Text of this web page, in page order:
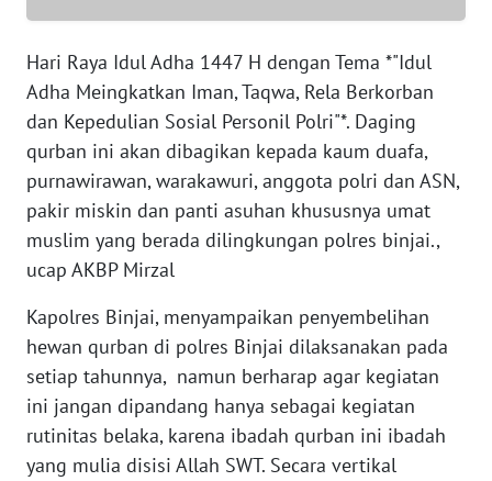
Hari Raya Idul Adha 1447 H dengan Tema *"Idul
Adha Meingkatkan Iman, Taqwa, Rela Berkorban
dan Kepedulian Sosial Personil Polri"*. Daging
qurban ini akan dibagikan kepada kaum duafa,
purnawirawan, warakawuri, anggota polri dan ASN,
pakir miskin dan panti asuhan khususnya umat
muslim yang berada dilingkungan polres binjai.,
ucap AKBP Mirzal
Kapolres Binjai, menyampaikan penyembelihan
hewan qurban di polres Binjai dilaksanakan pada
setiap tahunnya, namun berharap agar kegiatan
ini jangan dipandang hanya sebagai kegiatan
rutinitas belaka, karena ibadah qurban ini ibadah
yang mulia disisi Allah SWT. Secara vertikal
WN
SULTENG
WN
SULBAR
WN
WN
SUMBAR
WN